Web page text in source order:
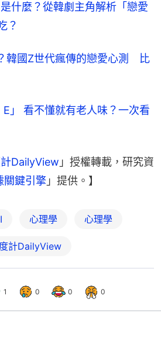
什麼？從韓劇主角解析「戀愛
？
韓國Z世代瘋傳的戀愛心測　比
」 看不懂就有老人味？一次看
DailyView 」授權轉載，研究資
關鍵引擎 」提供。】
心理學 心理學
計DailyView
1 0 0 0